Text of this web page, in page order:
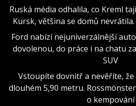
Ruská média odhalila, co Kreml
Kursk, většina se domů
Ford nabízí nejuniverzálnější
dovolenou, do práce i na chatu
SUV
Vstoupíte dovnitř a nevěříte,
dlouhém 5,90 metru.
o kempování